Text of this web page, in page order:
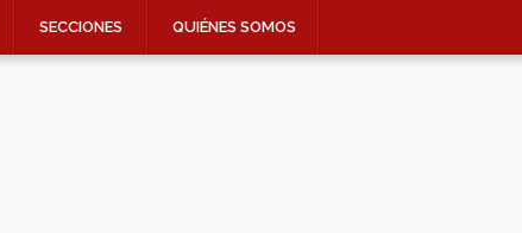
SECCIONES QUIÉNES SOMOS